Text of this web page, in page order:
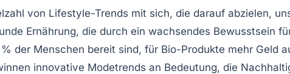
von Lifestyle-Trends mit sich, die darauf abzielen,
Ernährung, die durch ein wachsendes Bewusstsein
der Menschen bereit sind, für Bio-Produkte mehr Geld
innovative Modetrends an Bedeutung, die